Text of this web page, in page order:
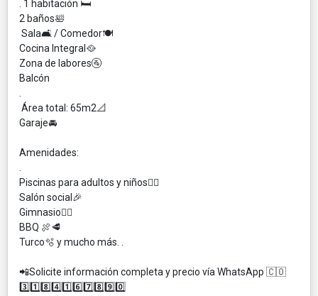
. 1 habitación 🛏
2 baños🛀
Sala🛋 / Comedor🍽
Cocina Integral🥘
Zona de labores🚰
Balcón
Área total: 65m2📐
Garaje🚘
Amenidades:
Piscinas para adultos y niños🏊‍♀️
Salón social🎉
Gimnasio🏋️‍♂️
BBQ 🍖🥩
Turco🫧 y mucho más. .
📲Solicite información completa y precio vía WhatsApp 🇨🇴
3️⃣1️⃣8️⃣4️⃣1️⃣6️⃣7️⃣8️⃣9️⃣0️⃣